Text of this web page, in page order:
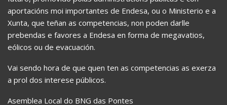
aportacións moi importantes de Endesa, ou o Ministerio e a
Xunta, que teñan as competencias, non poden darlle
prebendas e favores a Endesa en forma de megavatios,
eólicos ou de evacuación.
Vai sendo hora de que quen ten as competencias as exerza
a prol dos interese públicos.
Asemblea Local do BNG das Pontes